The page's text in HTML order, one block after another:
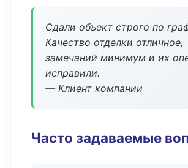
Сдали объект строго по
Качество отделки отличное,
замечаний минимум и их
исправили.
— Клиент компании
Часто задаваемые